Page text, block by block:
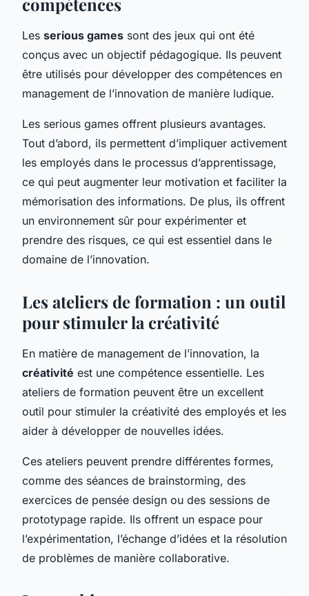
Les serious games sont des jeux qui ont été
conçus avec un objectif pédagogique. Ils peuvent
être utilisés pour développer des compétences en
management de l’innovation de manière ludique.
Les serious games offrent plusieurs avantages.
Tout d’abord, ils permettent d’impliquer activement
les employés dans le processus d’apprentissage,
ce qui peut augmenter leur motivation et faciliter la
mémorisation des informations. De plus, ils offrent
un environnement sûr pour expérimenter et
prendre des risques, ce qui est essentiel dans le
domaine de l’innovation.
Les ateliers de formation : un outil
pour stimuler la créativité
En matière de management de l’innovation, la
créativité est une compétence essentielle. Les
ateliers de formation peuvent être un excellent
outil pour stimuler la créativité des employés et les
aider à développer de nouvelles idées.
Ces ateliers peuvent prendre différentes formes,
comme des séances de brainstorming, des
exercices de pensée design ou des sessions de
prototypage rapide. Ils offrent un espace pour
l’expérimentation, l’échange d’idées et la résolution
de problèmes de manière collaborative.